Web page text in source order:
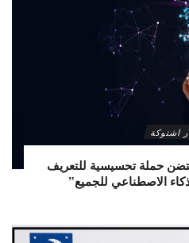
اشتوكة
حملة تحسيسية للتعريف
الاصطناعي للجميع”